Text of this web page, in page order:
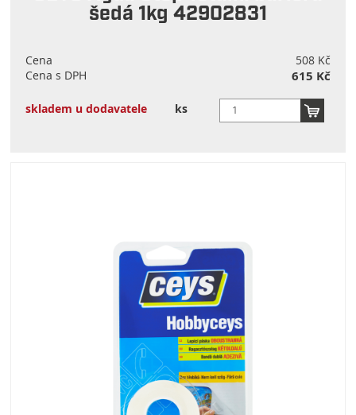
šedá 1kg 42902831
Cena
508 Kč
Cena s DPH
615 Kč
skladem u dodavatele ks